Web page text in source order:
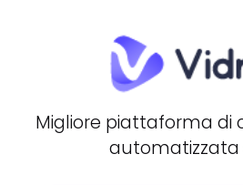
Migliore piattaforma di
automatizzata